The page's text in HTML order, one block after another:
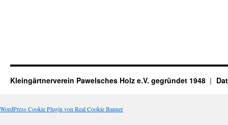
Kleingärtnerverein Pawelsches Holz e.V. gegründet 1948
WordPress Cookie Plugin von Real Cookie Banner